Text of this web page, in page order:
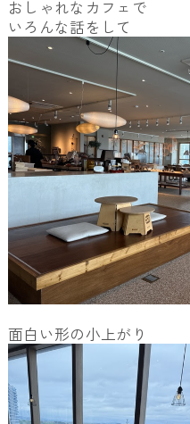
おしゃれなカフェで
いろんな話をして
面白い形の小上がり